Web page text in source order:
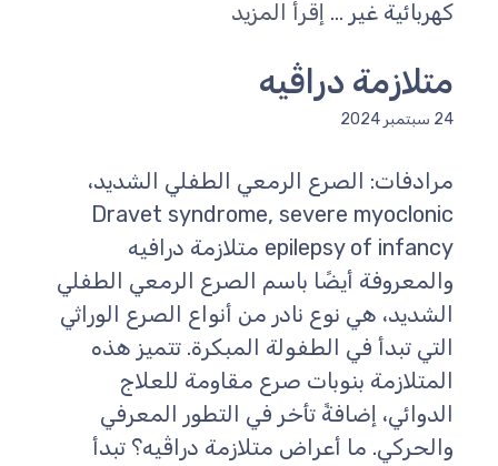
كهربائية غير ... إقرأ المزيد
متلازمة دراڤيه
24 سبتمبر 2024
مرادفات: الصرع الرمعي الطفلي الشديد،
Dravet syndrome, severe myoclonic
epilepsy of infancy متلازمة درافيه
والمعروفة أيضًا باسم الصرع الرمعي الطفلي
الشديد، هي نوع نادر من أنواع الصرع الوراثي
التي تبدأ في الطفولة المبكرة. تتميز هذه
المتلازمة بنوبات صرع مقاومة للعلاج
الدوائي، إضافةً تأخر في التطور المعرفي
والحركي. ما أعراض متلازمة دراڤيه؟ تبدأ